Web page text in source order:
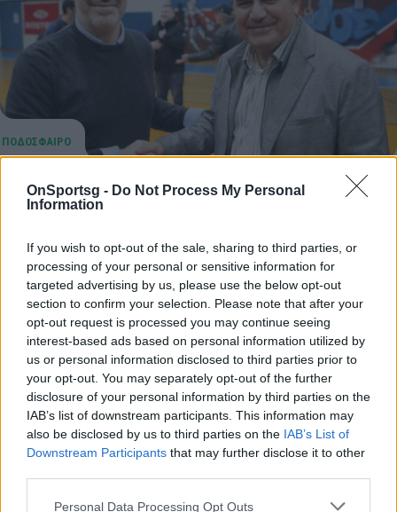
OnSportsg - Do Not Process My Personal
Information
If you wish to opt-out of the sale, sharing to third parties, or
processing of your personal or sensitive information for
targeted advertising by us, please use the below opt-out
section to confirm your selection. Please note that after your
opt-out request is processed you may continue seeing
interest-based ads based on personal information utilized by
us or personal information disclosed to third parties prior to
your opt-out. You may separately opt-out of the further
disclosure of your personal information by third parties on the
IAB’s list of downstream participants. This information may
also be disclosed by us to third parties on the IAB’s List of
Downstream Participants that may further disclose it to other
Personal Data Processing Opt Outs
Πανιώνιος: Εγκρίθηκε η πρόταση Ρούπτσου
για το ποδοσφαιρικό τμήμα
κατέθεσε το βράδυ της Τετάρτης (20/03) ο ιδιοκτήτης
της ψηφιακής εταιρίας, InDigital, που είχε…
21 Μαρτίου 2024 04:33